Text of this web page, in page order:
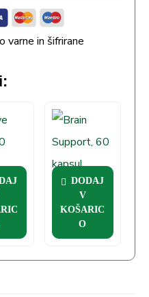
varne in šifrirane
Support, 60
kapsul
DODAJ
V
KOŠARIC
O